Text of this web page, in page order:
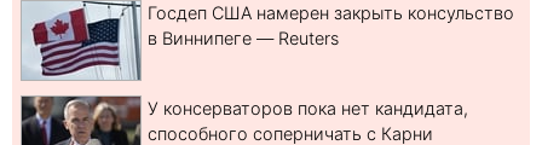
Госдеп США намерен закрыть консульство
в Виннипеге — Reuters
У консерваторов пока нет кандидата,
способного соперничать с Карни